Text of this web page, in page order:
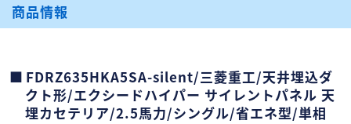
商品情報
FDRZ635HKA5SA-silent/三菱重工/天井埋込ダ
クト形/エクシードハイパー サイレントパネル 天
埋カセテリア/2.5馬力/シングル/省エネ型/単相